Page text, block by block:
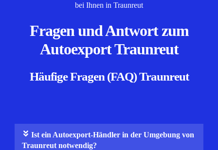
Fragen und Antwort zum
Autoexport Traunreut
Häufige Fragen (FAQ) Traunreut
Ist ein Autoexport-Händler in der Umgebung von
Traunreut notwendig?
bei Ihnen in Traunreut